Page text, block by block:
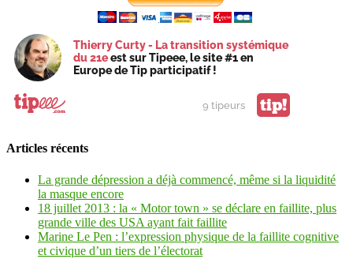
Thierry Curty - La transition systémique
du 21eest sur Tipeee, le site #1 en
Europe de Tip participatif !
9 tipeurs tip!
Articles récents
La grande dépression a déjà commencé, même si la liquidité
la masque encore
18 juillet 2013 : la « Motor town » se déclare en faillite, plus
grande ville des USA ayant fait faillite
Marine Le Pen : l’expression physique de la faillite cognitive
et civique d’un tiers de l’électorat